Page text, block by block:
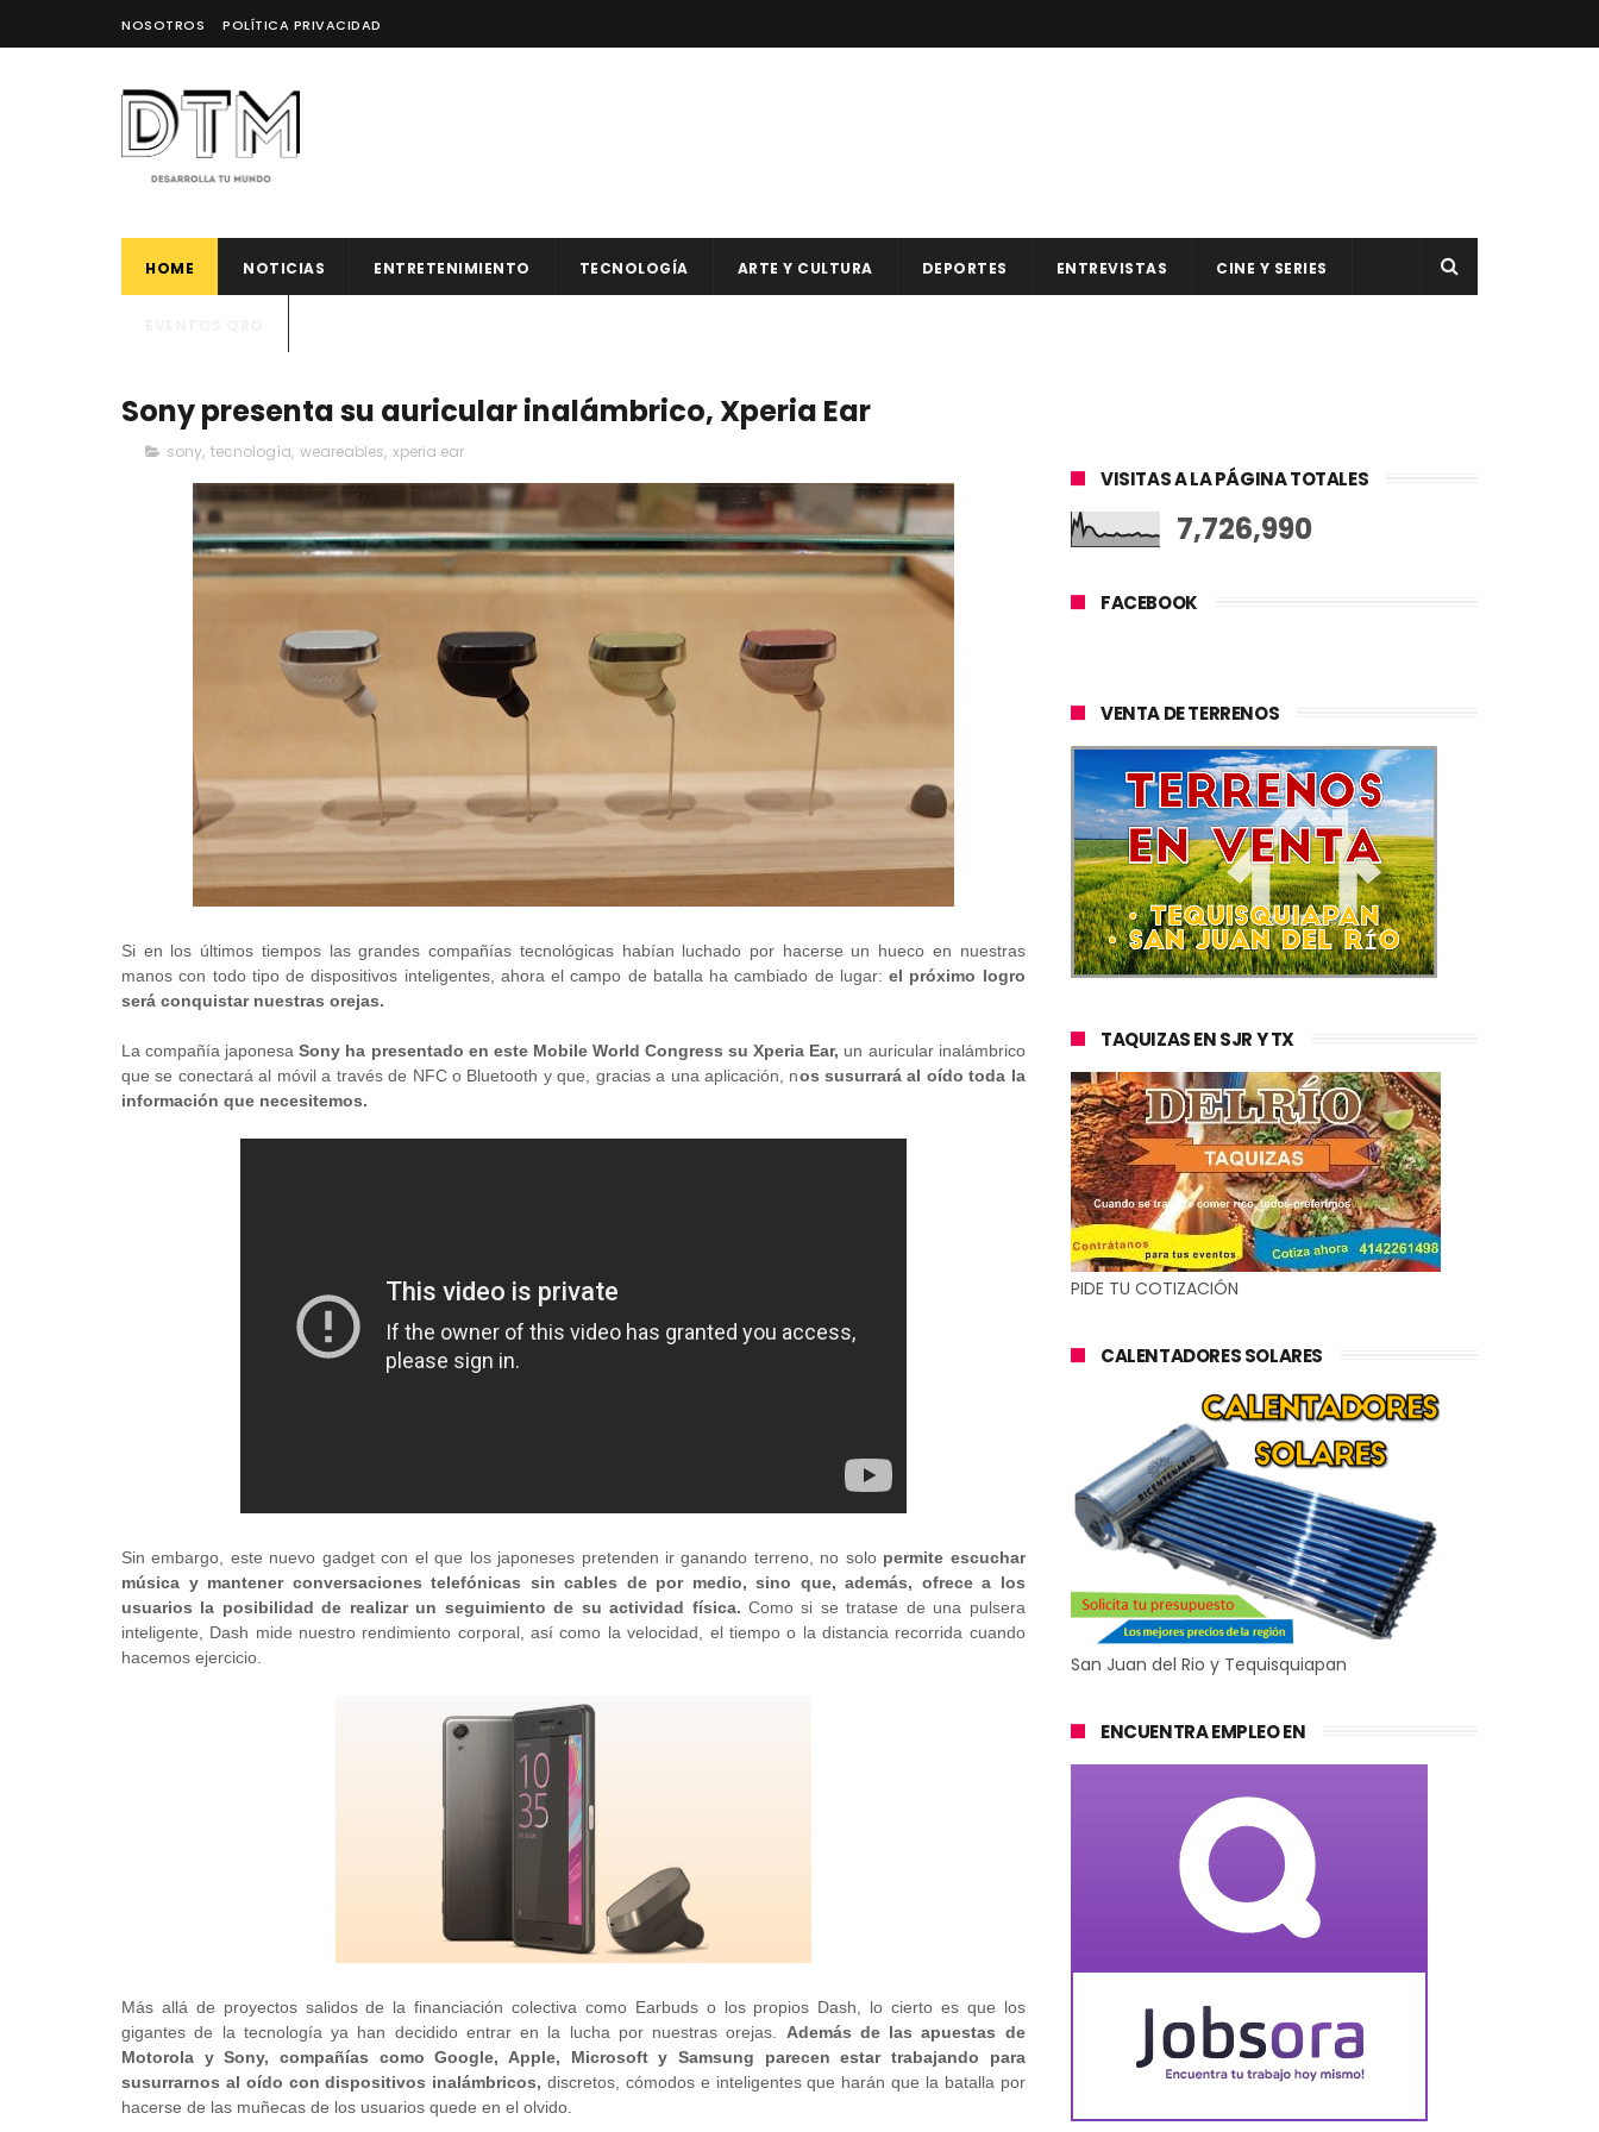
NOSOTROS POLÍTICA PRIVACIDAD
HOME NOTICIAS ENTRETENIMIENTO TECNOLOGÍA ARTE Y CULTURA DEPORTES ENTREVISTAS CINE Y SERIES
Sony presenta su auricular inalámbrico, Xperia Ear
sony, tecnología, weareables, xperia ear
Si en los últimos tiempos las grandes compañías tecnológicas habían luchado por hacerse un hueco en nuestras
manos con todo tipo de dispositivos inteligentes, ahora el campo de batalla ha cambiado de lugar:el próximo logro
será conquistar nuestras orejas.
La compañía japonesaSony ha presentado en este Mobile World Congress su Xperia Ear, un auricular inalámbrico
que se conectará al móvil a través de NFC o Bluetooth y que, gracias a una aplicación, nos susurrará al oído toda la
información que necesitemos.
Sin embargo, este nuevo gadget con el que los japoneses pretenden ir ganando terreno, no solo permite escuchar
música y mantener conversaciones telefónicas sin cables de por medio, sino que, además, ofrece a los
usuarios la posibilidad de realizar un seguimiento de su actividad física. Como si se tratase de una pulsera
inteligente, Dash mide nuestro rendimiento corporal, así como la velocidad, el tiempo o la distancia recorrida cuando
hacemos ejercicio.
Más allá de proyectos salidos de la financiación colectiva como Earbuds o los propios Dash, lo cierto es que los
gigantes de la tecnología ya han decidido entrar en la lucha por nuestras orejas. Además de las apuestas de
Motorola y Sony, compañías como Google, Apple, Microsoft y Samsung parecen estar trabajando para
susurrarnos al oído con dispositivos inalámbricos, discretos, cómodos e inteligentes que harán que la batalla por
hacerse de las muñecas de los usuarios quede en el olvido.
VISITAS A LA PÁGINA TOTALES
7,726,990
FACEBOOK
VENTA DE TERRENOS
TAQUIZAS EN SJR Y TX
PIDE TU COTIZACIÓN
CALENTADORES SOLARES
San Juan del Rio y Tequisquiapan
ENCUENTRA EMPLEO EN